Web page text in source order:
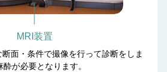
MRI装置
面・条件で撮像を行って診断をしま
が必要となります。